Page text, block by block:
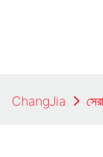
ChangJia